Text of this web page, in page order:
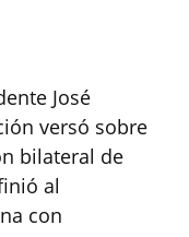
José
versó sobre
bilateral de
al
con